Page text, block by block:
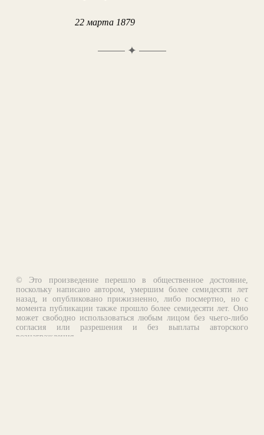
22 марта 1879
✦
© Это произведение перешло в общественное достояние,
поскольку написано автором, умершим более семидесяти лет
назад, и опубликовано прижизненно, либо посмертно, но с
момента публикации также прошло более семидесяти лет. Оно
может свободно использоваться любым лицом без чьего-либо
согласия или разрешения и без выплаты авторского
вознаграждения.